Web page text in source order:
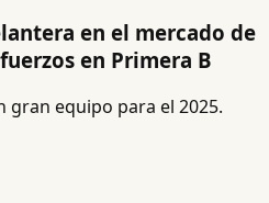
en el mercado de
en Primera B
gran equipo para el 2025.